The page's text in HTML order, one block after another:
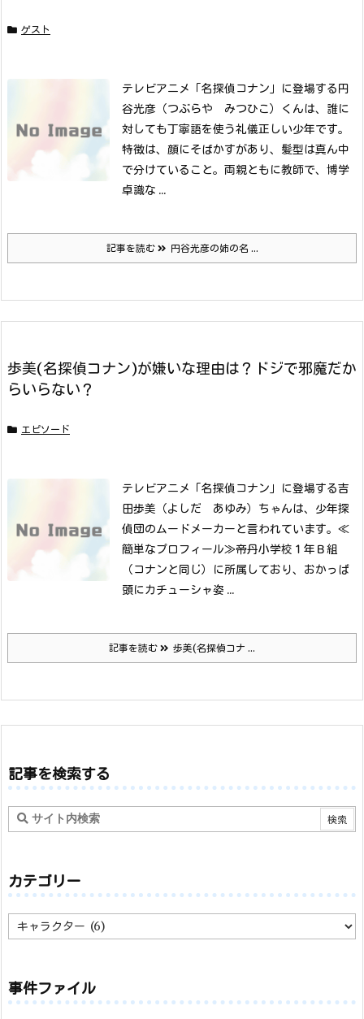
ゲスト
テレビアニメ「名探偵コナン」に登場する円
谷光彦（つぶらや みつひこ）くんは、誰に
対しても丁寧語を使う礼儀正しい少年です。
特徴は、顔にそばかすがあり、髪型は真ん中
で分けていること。 両親ともに教師で、博学
卓識な ...
記事を読む 円谷光彦の姉の名 ...
歩美(名探偵コナン)が嫌いな理由は？ドジで邪魔だか
らいらない？
エピソード
テレビアニメ「名探偵コナン」に登場する吉
田歩美（よしだ あゆみ）ちゃんは、少年探
偵団のムードメーカーと言われています。 ≪
簡単なプロフィール≫帝丹小学校１年Ｂ組
（コナンと同じ）に所属しており、おかっぱ
頭にカチューシャ姿 ...
記事を読む 歩美(名探偵コナ ...
記事を検索する
カテゴリー
ー
事件ファイル